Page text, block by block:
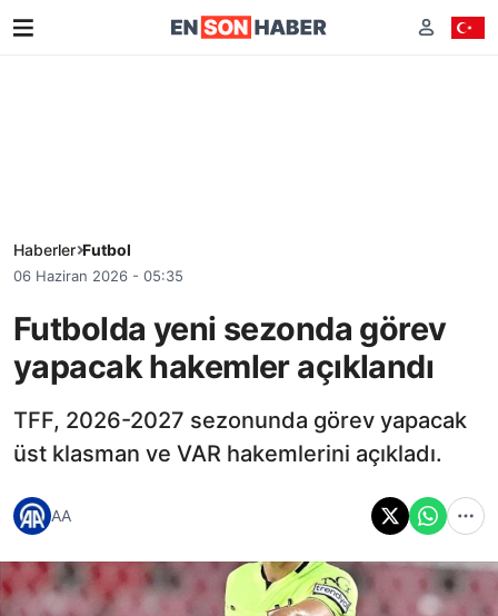
Haberler Futbol
06 Haziran 2026 - 05:35
Futbolda yeni sezonda görev
yapacak hakemler açıklandı
TFF, 2026-2027 sezonunda görev yapacak
üst klasman ve VAR hakemlerini açıkladı.
AA